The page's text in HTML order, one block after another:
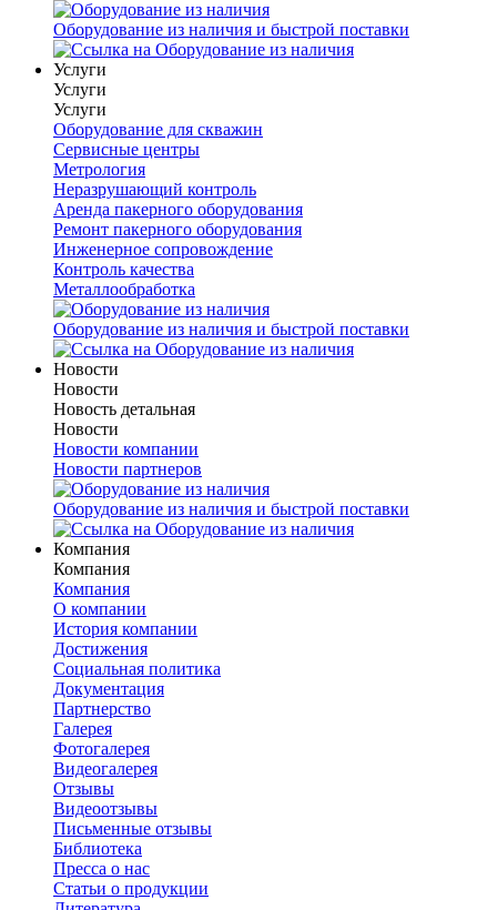
Оборудование из наличия и быстрой поставки
Услуги
Услуги
Услуги
Оборудование для скважин
Сервисные центры
Метрология
Неразрушающий контроль
Аренда пакерного оборудования
Ремонт пакерного оборудования
Инженерное сопровождение
Контроль качества
Металлообработка
Оборудование из наличия и быстрой поставки
Новости
Новости
Новость детальная
Новости
Новости компании
Новости партнеров
Оборудование из наличия и быстрой поставки
Компания
Компания
Компания
О компании
История компании
Достижения
Социальная политика
Документация
Партнерство
Галерея
Фотогалерея
Видеогалерея
Отзывы
Видеоотзывы
Письменные отзывы
Библиотека
Пресса о нас
Статьи о продукции